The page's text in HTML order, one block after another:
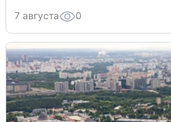
7 августа 0